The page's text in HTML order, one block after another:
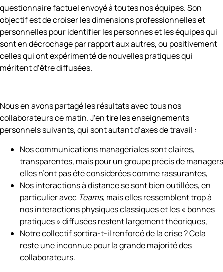
questionnaire factuel envoyé à toutes nos équipes. Son
objectif est de croiser les dimensions professionnelles et
personnelles pour identifier les personnes et les équipes qui
sont en décrochage par rapport aux autres, ou positivement
celles qui ont expérimenté de nouvelles pratiques qui
méritent d’être diffusées.
Nous en avons partagé les résultats avec tous nos
collaborateurs ce matin. J’en tire les enseignements
personnels suivants, qui sont autant d’axes de travail :
Nos communications managériales sont claires,
transparentes, mais pour un groupe précis de managers
elles n’ont pas été considérées comme rassurantes,
Nos interactions à distance se sont bien outillées, en
particulier avec Teams, mais elles ressemblent trop à
nos interactions physiques classiques et les « bonnes
pratiques » diffusées restent largement théoriques,
Notre collectif sortira-t-il renforcé de la crise ? Cela
reste une inconnue pour la grande majorité des
collaborateurs.